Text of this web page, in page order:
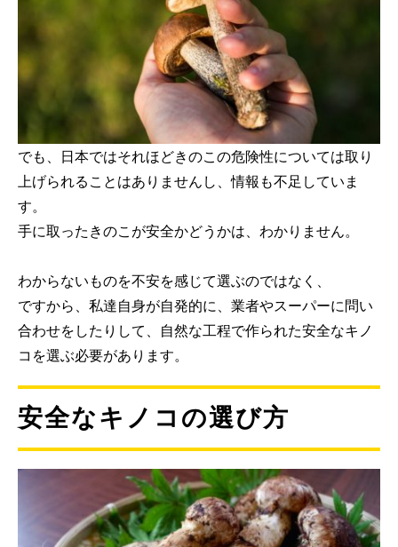
でも、日本ではそれほどきのこの危険性については取り
上げられることはありませんし、情報も不足していま
す。
手に取ったきのこが安全かどうかは、わかりません。
わからないものを不安を感じて選ぶのではなく、
ですから、私達自身が自発的に、業者やスーパーに問い
合わせをしたりして、自然な工程で作られた安全なキノ
コを選ぶ必要があります。
安全なキノコの選び方